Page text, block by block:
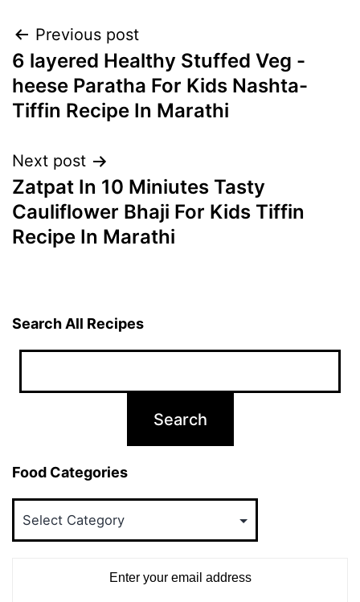
Post
navigation
Previous post
6 layered Healthy Stuffed Veg -
heese Paratha For Kids Nashta-
Tiffin Recipe In Marathi
Next post
Zatpat In 10 Miniutes Tasty
Cauliflower Bhaji For Kids Tiffin
Recipe In Marathi
Search All Recipes
Food Categories
Enter your email address